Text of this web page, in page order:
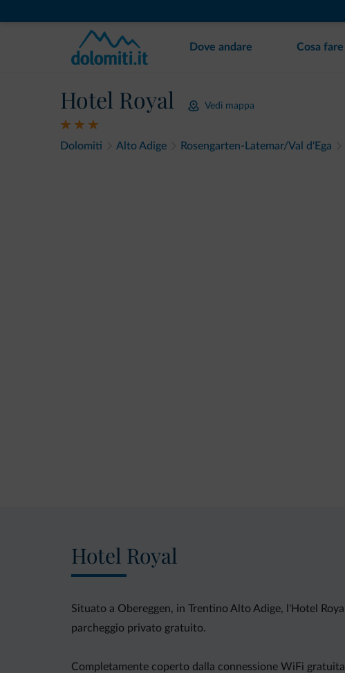
Dove andare Cosa fare
Hotel Royal Vedi mappa
Dolomiti Alto Adige Rosengarten-Latemar/Val d'Ega
Hotel Royal
Situato a Obereggen, in Trentino Alto Adige, l'Hotel
parcheggio privato gratuito.
Completamente coperto dalla connessione WiFi